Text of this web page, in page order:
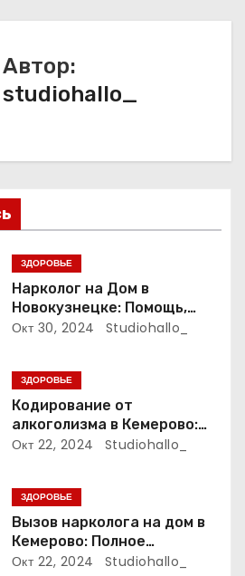
Автор:
studiohallo_
ЗДОРОВЬЕ
Нарколог на Дом в
Новокузнецке: Помощь,
Которая Всегда Рядом
Окт 30, 2024 Studiohallo_
ЗДОРОВЬЕ
Кодирование от
алкоголизма в Кемерово:
Полный путеводитель
Окт 22, 2024 Studiohallo_
ЗДОРОВЬЕ
Вызов нарколога на дом в
Кемерово: Полное
руководство
Окт 22, 2024 Studiohallo_